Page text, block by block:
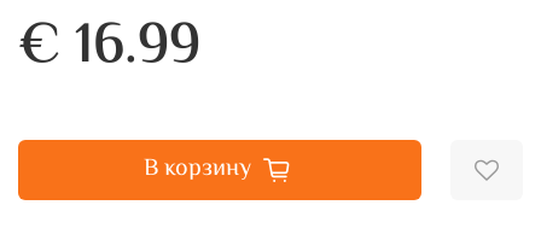
€ 16.99
В корзину